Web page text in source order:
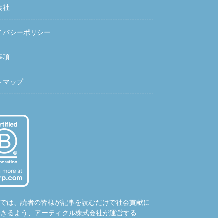
社
バシーポリシー
項
マップ
は、読者の皆様が記事を読むだけで社会貢献に
るよう、アーティクル株式会社が運営する